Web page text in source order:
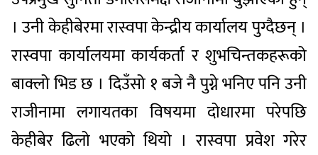
। उनी केहीबेरमा रास्वपा केन्द्रीय कार्यालय पुग्दैछन् ।
रास्वपा कार्यालयमा कार्यकर्ता र शुभचिन्तकहरूको
बाक्लो भिड छ । दिउँसो १ बजे नै पुग्ने भनिए पनि उनी
राजीनामा लगायतका विषयमा दोधारमा परेपछि
केहीबेर ढिलो भएको थियो । रास्वपा प्रवेश गरेर